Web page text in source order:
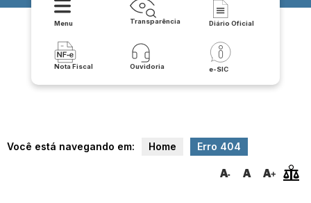
Menu Transparência Diário Oficial
Nota Fiscal Ouvidoria e-SIC
Você está navegando em: Home Erro 404